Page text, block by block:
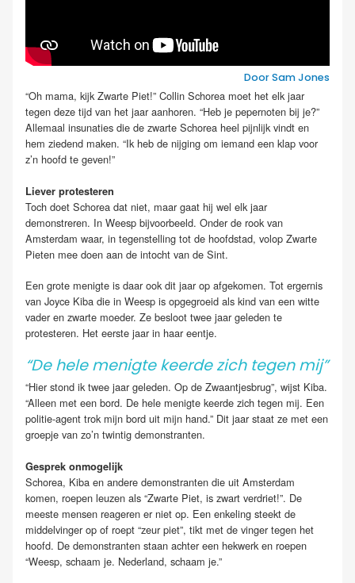
Door Sam Jones
“Oh mama, kijk Zwarte Piet!” Collin Schorea moet het elk jaar
tegen deze tijd van het jaar aanhoren. “Heb je pepernoten bij je?”
Allemaal insunaties die de zwarte Schorea heel pijnlijk vindt en
hem ziedend maken. “Ik heb de nijging om iemand een klap voor
z’n hoofd te geven!”
Liever protesteren
Toch doet Schorea dat niet, maar gaat hij wel elk jaar
demonstreren. In Weesp bijvoorbeeld. Onder de rook van
Amsterdam waar, in tegenstelling tot de hoofdstad, volop Zwarte
Pieten mee doen aan de intocht van de Sint.
Een grote menigte is daar ook dit jaar op afgekomen. Tot ergernis
van Joyce Kiba die in Weesp is opgegroeid als kind van een witte
vader en zwarte moeder. Ze besloot twee jaar geleden te
protesteren. Het eerste jaar in haar eentje.
“De hele menigte keerde zich tegen mij”
“Hier stond ik twee jaar geleden. Op de Zwaantjesbrug”, wijst Kiba.
“Alleen met een bord. De hele menigte keerde zich tegen mij. Een
politie-agent trok mijn bord uit mijn hand.” Dit jaar staat ze met een
groepje van zo’n twintig demonstranten.
Gesprek onmogelijk
Schorea, Kiba en andere demonstranten die uit Amsterdam
komen, roepen leuzen als “Zwarte Piet, is zwart verdriet!”. De
meeste mensen reageren er niet op. Een enkeling steekt de
middelvinger op of roept “zeur piet”, tikt met de vinger tegen het
hoofd. De demonstranten staan achter een hekwerk en roepen
“Weesp, schaam je. Nederland, schaam je.”